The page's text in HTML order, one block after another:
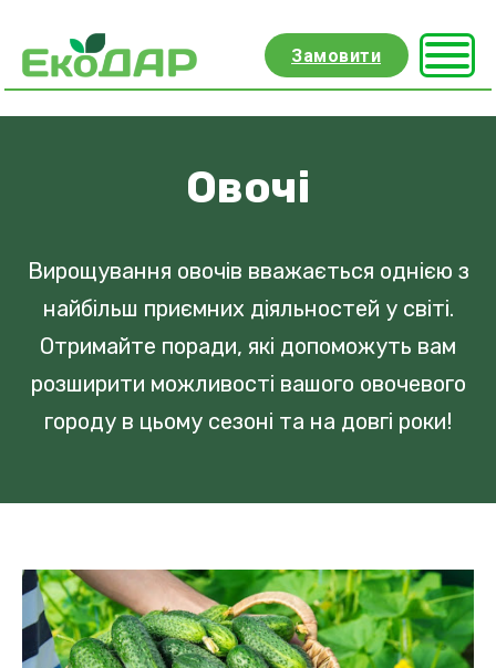
Замовити
Овочі
Вирощування овочів вважається однією з
найбільш приємних діяльностей у світі.
Отримайте поради, які допоможуть вам
розширити можливості вашого овочевого
городу в цьому сезоні та на довгі роки!